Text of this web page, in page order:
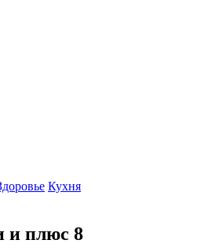
Кухня
и плюс 8